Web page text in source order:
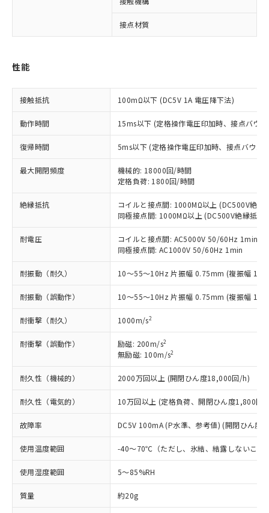
接点材質
性能
接触抵抗 100mΩ以下 (DC5V 1A 電圧降下法)
動作時間 15ms以下 (定格操作電圧印加時、接点バウ
復帰時間 5ms以下 (定格操作電圧印加時、接点バウン
最大開閉頻度
機械的: 18000回/時間
定格負荷: 1800回/時間
絶縁抵抗
コイルと接点間: 1000MΩ以上 (DC500V絶縁
同極接点間: 1000MΩ以上 (DC500V絶縁抵抗
耐電圧
コイルと接点間: AC5000V 50/60Hz 1min
同極接点間: AC1000V 50/60Hz 1min
耐振動（耐久） 10～55～10Hz 片振幅 0.75mm (複振幅
耐振動（誤動作） 10～55～10Hz 片振幅 0.75mm (複振幅
耐衝撃（耐久） 1000m/s2
耐衝撃（誤動作） 励磁: 200m/s2
無励磁: 100m/s2
耐久性（機械的） 2000万回以上 (開閉ひん度18,000回/h)
耐久性（電気的） 10万回以上 (定格負荷、開閉ひん度1,800回/
故障率 DC5V 100mA (P水準、参考値) (開閉ひん度
使用温度範囲 -40～70℃（ただし、氷結、結露しないこと
使用湿度範囲 5～85%RH
質量 約20g
ご利用条件
本サービスは、当社制御機器事業取扱
商品の当社在庫状況および標準価格
(税抜)を提供させていただくもので
当社制御機器事業取扱商品の中には、
本サービスの対象外となる商品もある
ことをご了承ください。
在庫状況および標準価格照会結果は、
記載している更新日時点での社内デー
タに基づき作成されるものであり、閲
覧された時点での実際の在庫および標
準価格とは異なる場合があることをご
了承ください。
正式な納期状況および標準価格はお客
様のお取引先、またはお客様担当のオ
ムロン制御機器販売店・当社販売員に
ご相談ください。
オムロン制御機器販売店や当社販売拠
販売ネットワーク
ください。
在庫状況および標準価格結果を当社の
事前の承諾なく第三者に漏洩または開
示しないようお願いします。
マイパーツ機能（部品リスト作成サー
ビス）をご利用いただくには、I-Web
メンバーズにご登録されている必要が
お客様が当ウェブサイト上で当社にご
登録された部品リストについて、当社
および当社の共同利用者が、当社の製
品・サービスに関するお客様との取
引・商談に必要な範囲で利用すること
をご了承ください。
有に対応した製品に切り替える予定のある
調査・確認中：EU RoHS指令（10物質）の
非含有の対応状況を調査中または確認中の
非該当品：ライセンス料など無形物で、有
害物質有無と関係のない商品です。
仕入先様の事情により、非含有部品として
いたものが、含有品と判明した場合などや
むを得ず変更することがあります。
*EU RoHS指令（10物質）：
鉛(Pb) 1000ppm以下、 水銀(Hg) 1000ppm以下、 カド
類(PBB) 1000ppm以下、ポリ臭化ジフェニルエーテル類
(PBDE) 1000ppm以下、フタル酸ビス(2-エチルヘキシ
ル) (DEHP)(別名：DOP) 1000ppm以下、フタル酸ブチ
ルベンジル（BBP） 1000ppm以下、フタル酸ジブチル
（DBP） 1000ppm以下、フタル酸ジイソブチル
(DIBP) 1000ppm以下
但し、RoHS指令で産業用監視および制御機器に対する
図的な使用がないことを確認しています。
部品在庫の切り替え状況などにより、予定
月が前後することがあります。
※3 非含有証明書ダウンロード
下記の非含有証明書をダウンロードするこ
EU RoHS指令（10物質）の非含有証明書
※1 中国RoHS○×表
「○」：最大均質材料含有率が中国RoHSの
基準値以下であることを示します。
「×」：最大均質材料含有率が中国RoHSの
基準値を超えていることを示します。
「－」：未確認です。当社販売部門へお問
い合わせください。
*中国RoHS10物質の基準値 (GB/T26572)：
Pb(鉛) :1000ppm、 Hg(水銀) : 1000ppm、 Cd(カドミウ
Cr(Ⅵ)(六価クロム) : 1000ppm、 PBBs(ポリ臭化ビフェ
ニル類) : 1000ppm、 PBDEs(ポリ臭化ジフェニルエーテ
DBP(フタル酸ジブチル) : 1000ppm、 DIBP(フタル酸ジ
イソブチル) : 1000ppm、 BBP(フタル酸ブチルベンジ
DEHP(フタル酸ビス(2-エチルヘキシル)) : 1000ppm
※2 環境保護使用期限
「ｅ」：有害物質（10物質）のすべてが基
準値以下であることを示します。
「10」：通常の使用状況下において有害物
質が外部に漏えいし、環境に深刻な影響を
及ぼさない年数を意味します。
「－」：未確認です。当社販売部門へお問
い合わせください。
当社は、これら貴社製品のうち、外国
為替および外国貿易法に定める商品
（以下｢規制貨物等」という）を輸出
または国外への提供する場合は、日本
国政府の輸出許可(または役務取引許
可)を取得するなどの必要な手続きを
当社は規制貨物を破棄する場合は、完
全に破砕するなど、違法に輸出されな
いよう必要な手段を講じます。
当社は貴社製品を、核兵器、ミサイ
ル、化学兵器、生物兵器またはその他
武器並びにこれらの製造装置等に一切
使用いたしません。
当社は、貴社製品を第三者に販売する
場合は、上記1、2および3の内容を当
該第三者に通知します。また当社は、
販売先および販売に係わる関係者が違
法に輸出するおそれがある場合は、取
り引きをいたしません。
キャンセル
一定数以上の在庫あり
一定数には満たないが在庫あり
在庫なし(最新の在庫状況につ
いては、お客様のお取引先、ま
たはお客様担当のオムロン制御
機器販売店・当社販売員にご確
認ください)
白
受注生産機種、また在庫状況の
情報を公開していない機種